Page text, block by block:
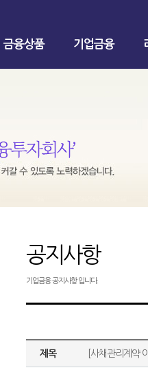
금융상품 기업금융
공지사항
기업금융 공지사항 입니다.
제목 [사채관리계약